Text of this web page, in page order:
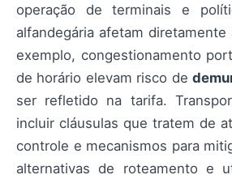
operação de terminais e
alfandegária afetam diretamente
exemplo, congestionamento
de horário elevam risco de
ser refletido na tarifa.
incluir cláusulas que tratem de
controle e mecanismos para
alternativas de roteamento e